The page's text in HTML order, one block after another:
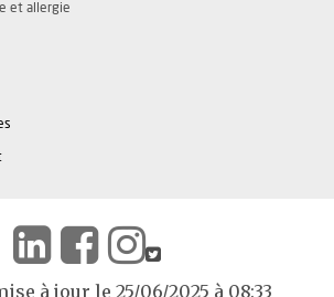
et allergie
à jour le 25/06/2025 à 08:33